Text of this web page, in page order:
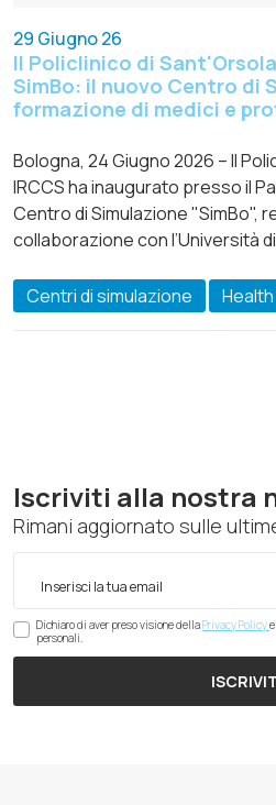
29 Giugno 26
Il Policlinico di
SimBo: il nuovo Centro di
formazione di medici e
Bologna, 24 Giugno 2026 – Il
IRCCS ha inaugurato presso il
Centro di Simulazione "SimBo",
collaborazione con l’Università
Centri di simulazione
Iscriviti alla nostra
Rimani aggiornato sulle
Dichiaro di aver preso visione dellaPrivacy Policy
personali.